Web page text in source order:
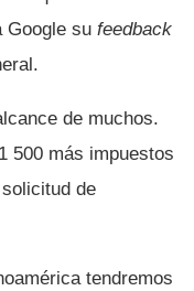
Google su feedback
de muchos.
500 más impuestos
de
tendremos